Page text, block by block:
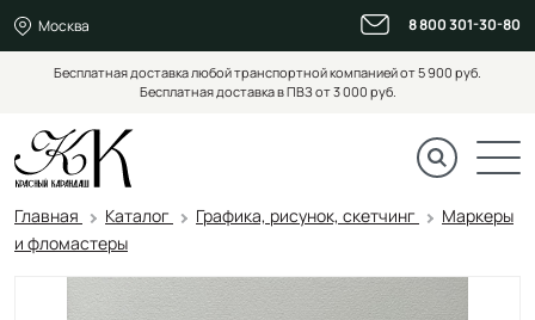
Москва 8 800 301-30-80
Бесплатная доставка любой транспортной компанией от 5 900 руб.
Бесплатная доставка в ПВЗ от 3 000 руб.
Главная Каталог Графика, рисунок, скетчинг
Маркеры
и фломастеры